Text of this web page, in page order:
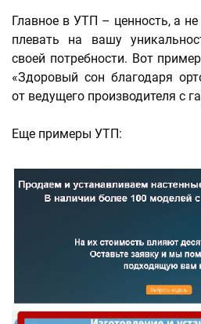
Главное в УТП – ценность, а
плевать на вашу
своей потребности. Вот
«Здоровый сон благодаря
от ведущего производителя с
Еще примеры УТП: